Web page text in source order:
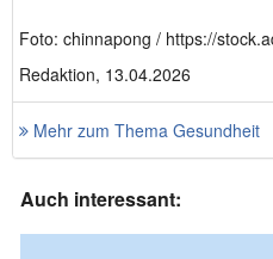
Foto: chinnapong / https://
Redaktion, 13.04.2026
Mehr zum Thema Gesundheit
Auch interessant: